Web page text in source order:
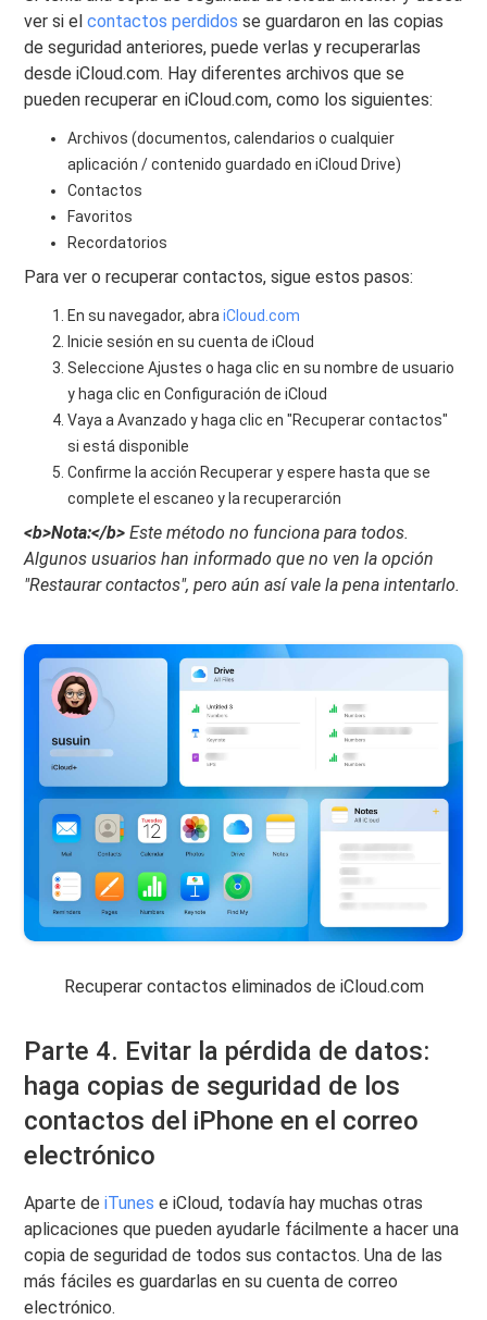
ver si elcontactos perdidos se guardaron en las copias
de seguridad anteriores, puede verlas y recuperarlas
desde iCloud.com. Hay diferentes archivos que se
pueden recuperar en iCloud.com, como los siguientes:
Archivos (documentos, calendarios o cualquier
aplicación / contenido guardado en iCloud Drive)
Contactos
Favoritos
Recordatorios
Para ver o recuperar contactos, sigue estos pasos:
En su navegador, abraiCloud.com
Inicie sesión en su cuenta de iCloud
Seleccione Ajustes o haga clic en su nombre de usuario
y haga clic en Configuración de iCloud
Vaya a Avanzado y haga clic en "Recuperar contactos"
si está disponible
Confirme la acción Recuperar y espere hasta que se
complete el escaneo y la recuperarción
<b>Nota:</b> Este método no funciona para todos.
Algunos usuarios han informado que no ven la opción
"Restaurar contactos", pero aún así vale la pena intentarlo.
Recuperar contactos eliminados de iCloud.com
Parte 4. Evitar la pérdida de datos:
haga copias de seguridad de los
contactos del iPhone en el correo
electrónico
Aparte deiTunes e iCloud, todavía hay muchas otras
aplicaciones que pueden ayudarle fácilmente a hacer una
copia de seguridad de todos sus contactos. Una de las
más fáciles es guardarlas en su cuenta de correo
electrónico.